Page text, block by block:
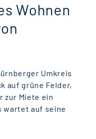
Wohnen
Umkreis
auf grüne Felder,
zur Miete ein
wartet auf seine